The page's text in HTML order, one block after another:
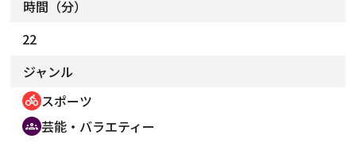
時間（分）
22
ジャンル
directions_bike スポーツ
groups 芸能・バラエティー